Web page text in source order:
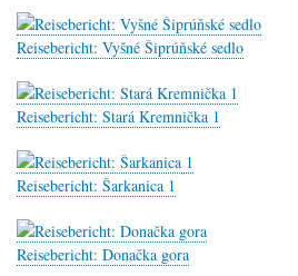
Reisebericht: Vyšné Šiprúňské sedlo
Reisebericht: Stará Kremnička 1
Reisebericht: Šarkanica 1
Reisebericht: Donačka gora